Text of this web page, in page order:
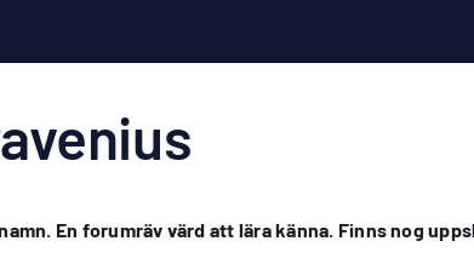
En forumräv värd att lära känna. Finns nog